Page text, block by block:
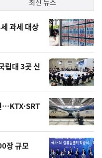
과세 대상
립대 3곳 신
…KTX·SRT
장 규모